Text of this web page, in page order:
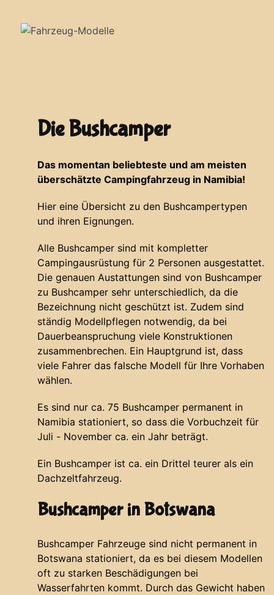
Die Bushcamper
Das momentan beliebteste und am meisten
überschätzte Campingfahrzeug in Namibia!
Hier eine Übersicht zu den Bushcampertypen
und ihren Eignungen.
Alle Bushcamper sind mit kompletter
Campingausrüstung für 2 Personen ausgestattet.
Die genauen Austattungen sind von Bushcamper
zu Bushcamper sehr unterschiedlich, da die
Bezeichnung nicht geschützt ist. Zudem sind
ständig Modellpflegen notwendig, da bei
Dauerbeanspruchung viele Konstruktionen
zusammenbrechen. Ein Hauptgrund ist, dass
viele Fahrer das falsche Modell für Ihre Vorhaben
wählen.
Es sind nur ca. 75 Bushcamper permanent in
Namibia stationiert, so dass die Vorbuchzeit für
Juli - November ca. ein Jahr beträgt.
Ein Bushcamper ist ca. ein Drittel teurer als ein
Dachzeltfahrzeug.
Bushcamper in Botswana
Bushcamper Fahrzeuge sind nicht permanent in
Botswana stationiert, da es bei diesem Modellen
oft zu starken Beschädigungen bei
Wasserfahrten kommt. Durch das Gewicht haben